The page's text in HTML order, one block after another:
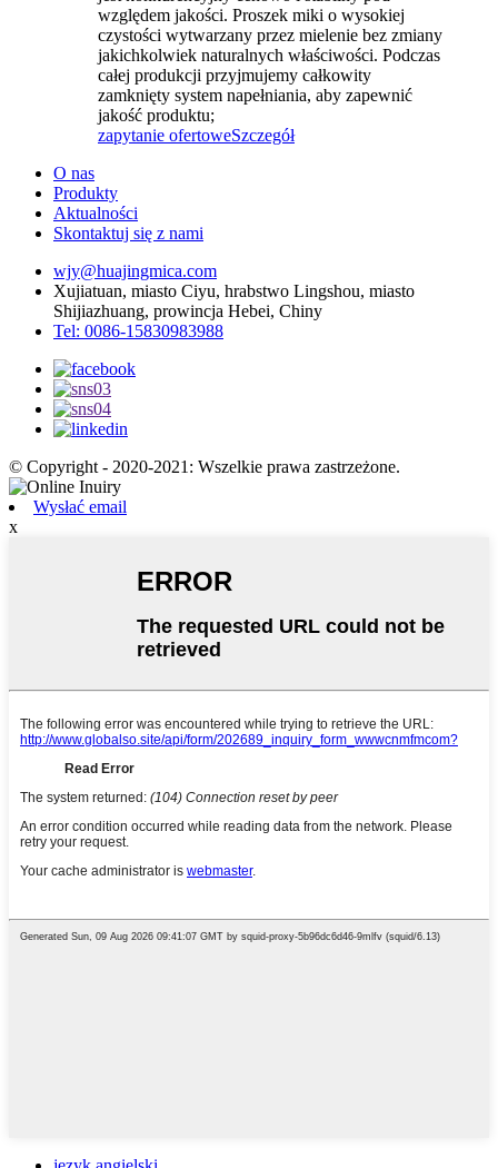
względem jakości. Proszek miki o wysokiej
czystości wytwarzany przez mielenie bez zmiany
jakichkolwiek naturalnych właściwości. Podczas
całej produkcji przyjmujemy całkowity
zamknięty system napełniania, aby zapewnić
jakość produktu;
zapytanie ofertoweSzczegół
O nas
Produkty
Aktualności
Skontaktuj się z nami
wjy@huajingmica.com
Xujiatuan, miasto Ciyu, hrabstwo Lingshou, miasto
Shijiazhuang, prowincja Hebei, Chiny
Tel: 0086-15830983988
© Copyright - 2020-2021: Wszelkie prawa zastrzeżone.
Wysłać email
x